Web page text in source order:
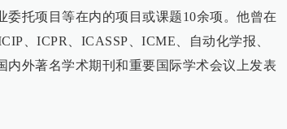
委托项目等在内的项目或课题10余项。他曾在
、ICPR、ICASSP、ICME、自动化学报、
内外著名学术期刊和重要国际学术会议上发表